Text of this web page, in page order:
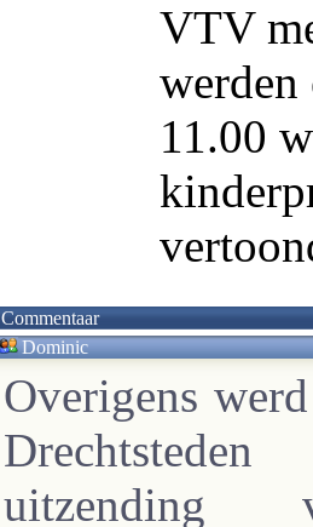
VTV
werden
11.00
Commentaar
Dominic
Overigens
uitzending